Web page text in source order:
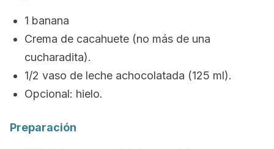
1 banana
Crema de cacahuete (no más de una
cucharadita).
1/2 vaso de leche achocolatada (125 ml).
Opcional: hielo.
Preparación